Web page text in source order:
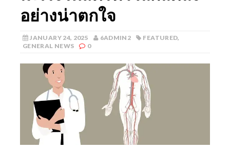
อย่างน่าตกใจ
JANUARY 24, 2025 6ADMIN2 FEATURED,
GENERAL NEWS
0